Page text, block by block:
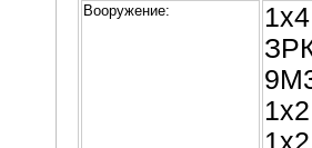
Вооружение: